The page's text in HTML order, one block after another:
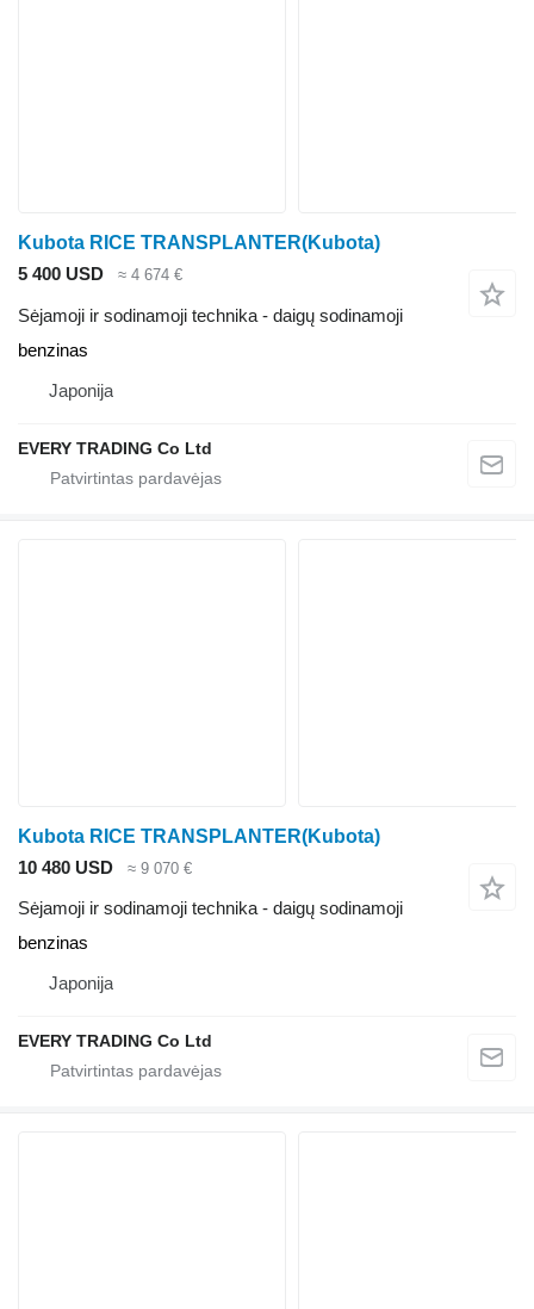
Kubota RICE TRANSPLANTER(Kubota)
5 400 USD
≈ 4 674 €
Sėjamoji ir sodinamoji technika - daigų sodinamoji
benzinas
Japonija
EVERY TRADING Co Ltd
Kubota RICE TRANSPLANTER(Kubota)
10 480 USD
≈ 9 070 €
Sėjamoji ir sodinamoji technika - daigų sodinamoji
benzinas
Japonija
EVERY TRADING Co Ltd